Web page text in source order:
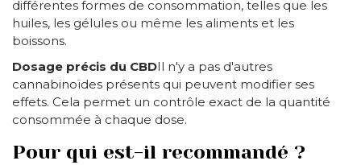
différentes formes de consommation, telles que les
huiles, les gélules ou même les aliments et les
boissons.
Dosage précis du CBDIl n'y a pas d'autres
cannabinoïdes présents qui peuvent modifier ses
effets. Cela permet un contrôle exact de la quantité
consommée à chaque dose.
Pour qui est-il recommandé ?